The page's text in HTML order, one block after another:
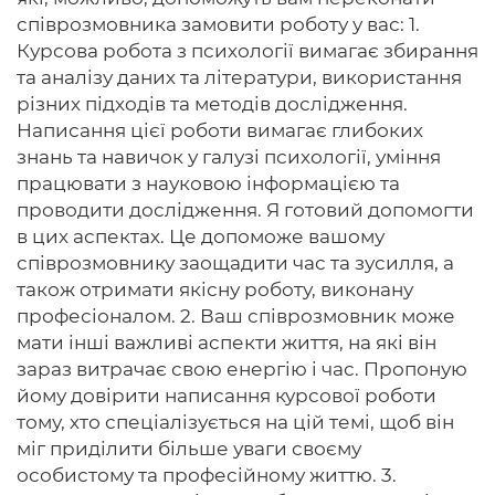
співрозмовника замовити роботу у вас: 1.
Курсова робота з психології вимагає збирання
та аналізу даних та літератури, використання
різних підходів та методів дослідження.
Написання цієї роботи вимагає глибоких
знань та навичок у галузі психології, уміння
працювати з науковою інформацією та
проводити дослідження. Я готовий допомогти
в цих аспектах. Це допоможе вашому
співрозмовнику заощадити час та зусилля, а
також отримати якісну роботу, виконану
професіоналом. 2. Ваш співрозмовник може
мати інші важливі аспекти життя, на які він
зараз витрачає свою енергію і час. Пропоную
йому довірити написання курсової роботи
тому, хто спеціалізується на цій темі, щоб він
міг приділити більше уваги своєму
особистому та професійному життю. 3.